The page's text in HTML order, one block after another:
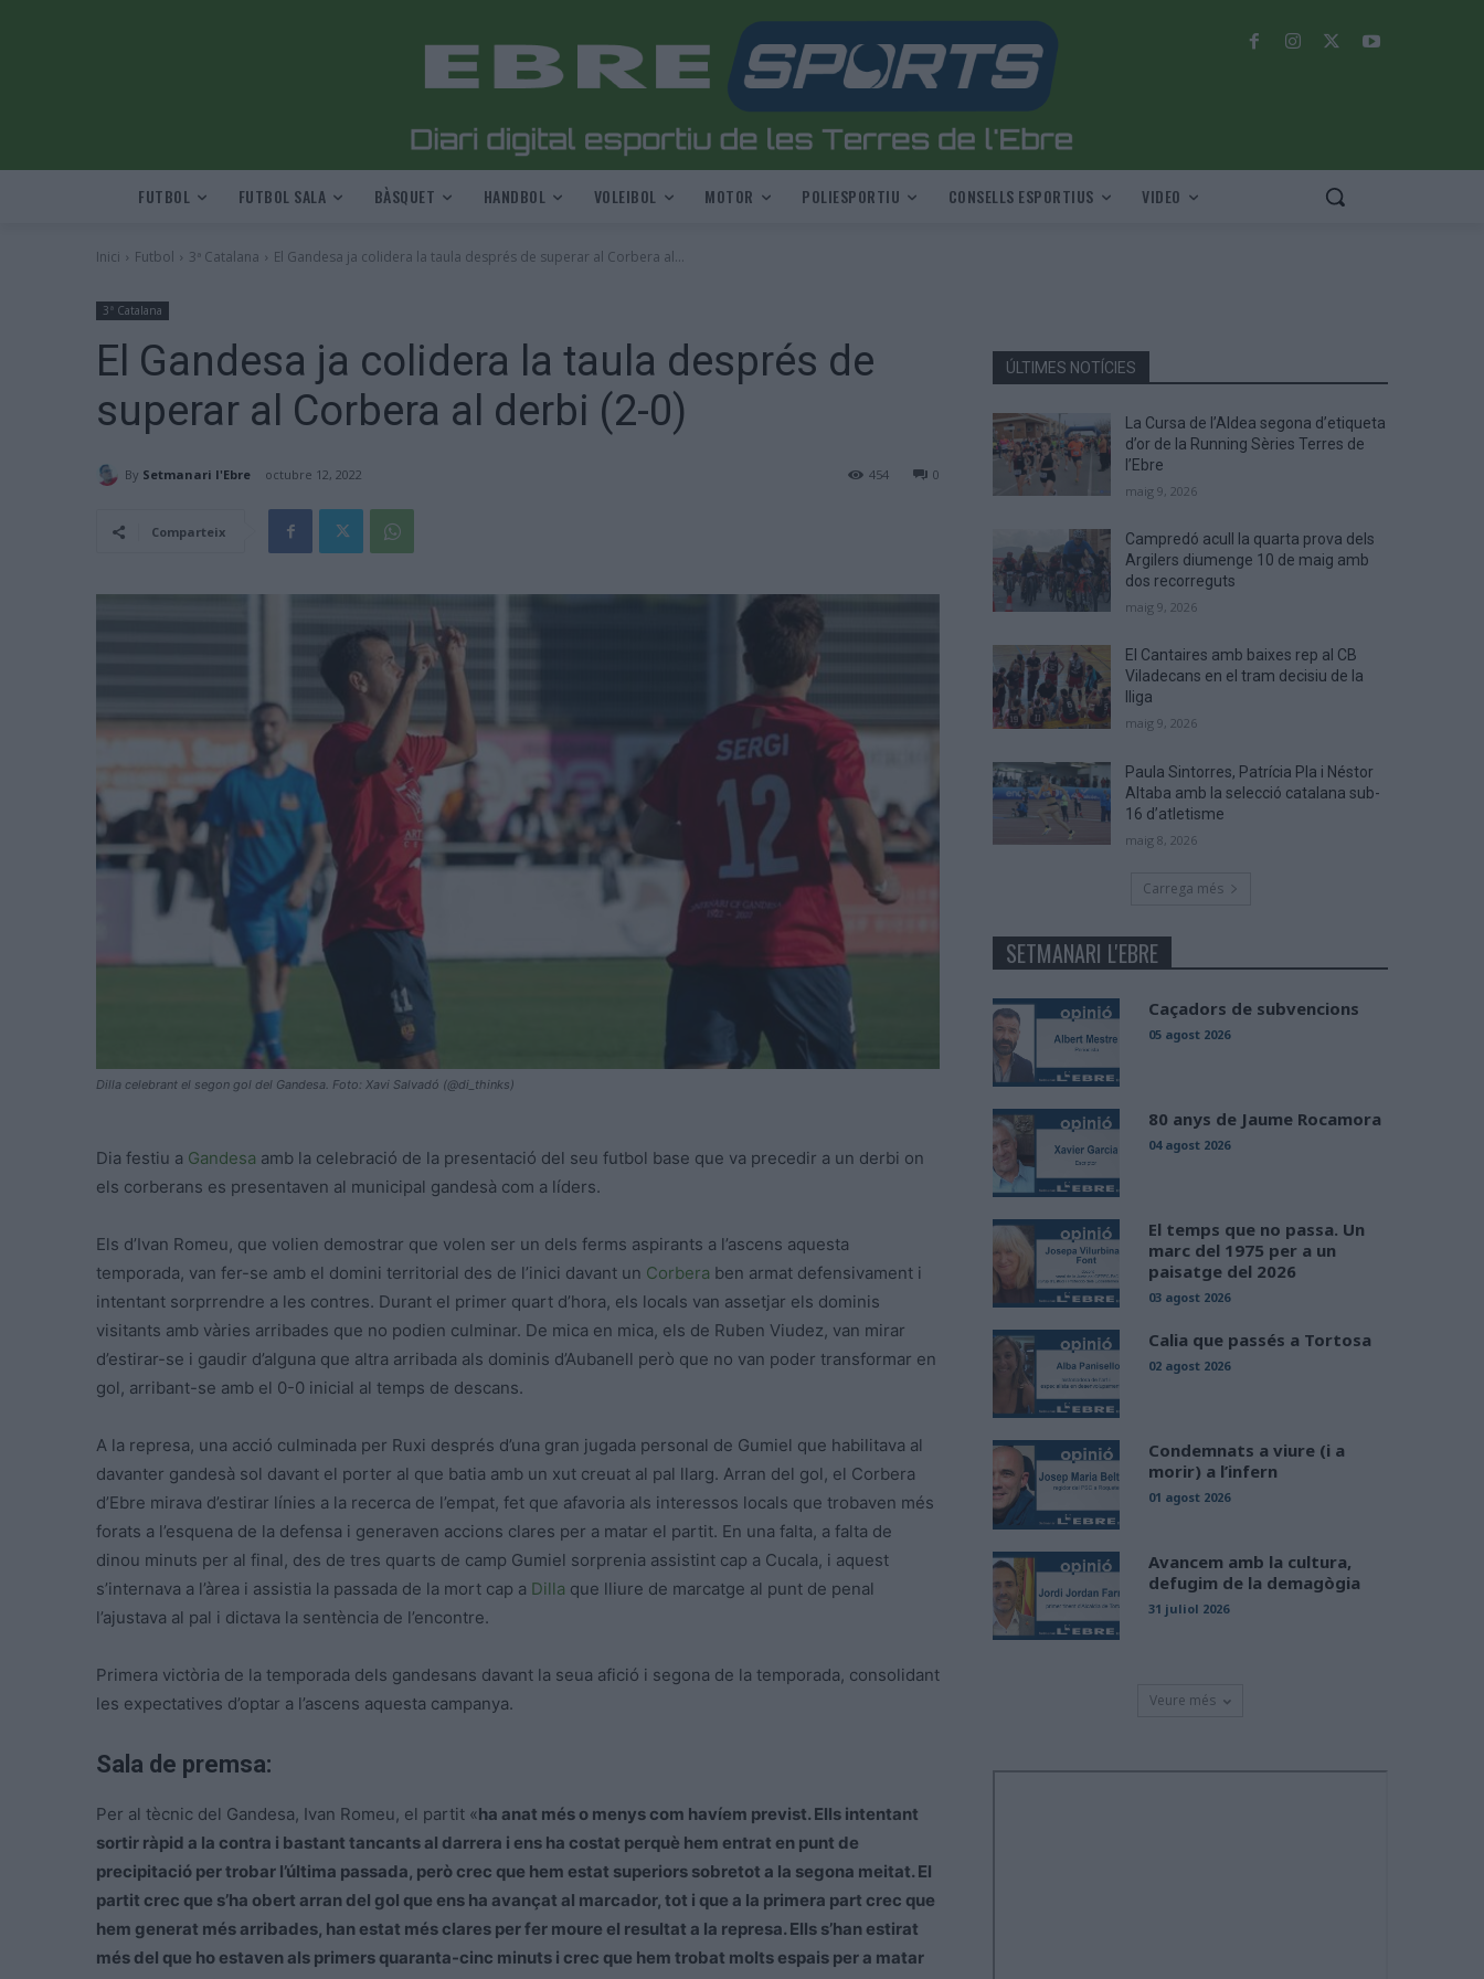
FUTBOL FUTBOL SALA BÀSQUET HANDBOL VOLEIBOL MOTOR POLIESPORTIU CONSELLS ESPORTIUS VIDEO
Inici Futbol 3ª Catalana El Gandesa ja colidera la taula després de superar al Corbera al...
3ª Catalana
El Gandesa ja colidera la taula després de
superar al Corbera al derbi (2-0)
By Setmanari l'Ebre octubre 12, 2022 0
454
Comparteix
Dilla celebrant el segon gol del Gandesa. Foto: Xavi Salvadó (@di_thinks)
Dia festiu a Gandesa amb la celebració de la presentació del seu futbol base que va precedir a un derbi on
els corberans es presentaven al municipal gandesà com a líders.
Els d’Ivan Romeu, que volien demostrar que volen ser un dels ferms aspirants a l’ascens aquesta
temporada, van fer-se amb el domini territorial des de l’inici davant un Corbera ben armat defensivament i
intentant sorprrendre a les contres. Durant el primer quart d’hora, els locals van assetjar els dominis
visitants amb vàries arribades que no podien culminar. De mica en mica, els de Ruben Viudez, van mirar
d’estirar-se i gaudir d’alguna que altra arribada als dominis d’Aubanell però que no van poder transformar en
gol, arribant-se amb el 0-0 inicial al temps de descans.
A la represa, una acció culminada per Ruxi després d’una gran jugada personal de Gumiel que habilitava al
davanter gandesà sol davant el porter al que batia amb un xut creuat al pal llarg. Arran del gol, el Corbera
d’Ebre mirava d’estirar línies a la recerca de l’empat, fet que afavoria als interessos locals que trobaven més
forats a l’esquena de la defensa i generaven accions clares per a matar el partit. En una falta, a falta de
dinou minuts per al final, des de tres quarts de camp Gumiel sorprenia assistint cap a Cucala, i aquest
s’internava a l’àrea i assistia la passada de la mort cap a Dilla que lliure de marcatge al punt de penal
l’ajustava al pal i dictava la sentència de l’encontre.
Primera victòria de la temporada dels gandesans davant la seua afició i segona de la temporada, consolidant
les expectatives d’optar a l’ascens aquesta campanya.
Sala de premsa:
Per al tècnic del Gandesa, Ivan Romeu, el partit «ha anat més o menys com havíem previst. Ells intentant
sortir ràpid a la contra i bastant tancants al darrera i ens ha costat perquè hem entrat en punt de
precipitació per trobar l’última passada, però crec que hem estat superiors sobretot a la segona meitat. El
partit crec que s’ha obert arran del gol que ens ha avançat al marcador, tot i que a la primera part crec que
hem generat més arribades, han estat més clares per fer moure el resultat a la represa. Ells s’han estirat
més del que ho estaven als primers quaranta-cinc minuts i crec que hem trobat molts espais per a matar
ÚLTIMES NOTÍCIES
La Cursa de l’Aldea segona d’etiqueta
d’or de la Running Sèries Terres de
l’Ebre
maig 9, 2026
Campredó acull la quarta prova dels
Argilers diumenge 10 de maig amb
dos recorreguts
maig 9, 2026
El Cantaires amb baixes rep al CB
Viladecans en el tram decisiu de la
lliga
maig 9, 2026
Paula Sintorres, Patrícia Pla i Néstor
Altaba amb la selecció catalana sub-
16 d’atletisme
maig 8, 2026
Carrega més
SETMANARI L'EBRE
Caçadors de subvencions
05 agost 2026
80 anys de Jaume Rocamora
04 agost 2026
El temps que no passa. Un
marc del 1975 per a un
paisatge del 2026
03 agost 2026
Calia que passés a Tortosa
02 agost 2026
Condemnats a viure (i a
morir) a l’infern
01 agost 2026
Avancem amb la cultura,
defugim de la demagògia
31 juliol 2026
Veure més